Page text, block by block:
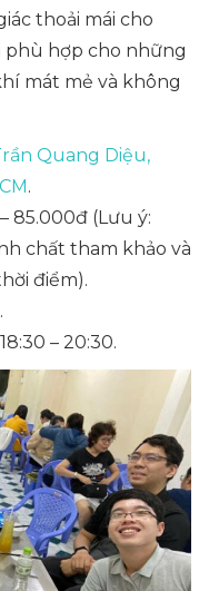
thoải mái cho
phù hợp cho những
mát mẻ và không
Quang Diệu,
.
85.000đ (Lưu ý:
chất tham khảo và
điểm).
18:30 – 20:30.